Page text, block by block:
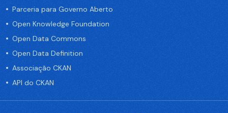
Parceria para Governo Aberto
Open Knowledge Foundation
Open Data Commons
Open Data Definition
Associação CKAN
API do CKAN